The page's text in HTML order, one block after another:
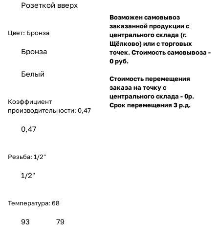
Розеткой вверх
Цвет: Бронза
Бронза
Белый
Коэффициент
производительности: 0,47
0,47
Резьба: 1/2"
1/2"
Температура: 68
93 79
Возможен самовывоз
заказанной продукции с
центрального склада (г.
Щёлково) или с торговых
точек. Стоимость самовывоза -
0 руб.
Стоимость перемещения
заказа на точку с
центрального склада - 0р.
Срок перемещения 3 р.д.